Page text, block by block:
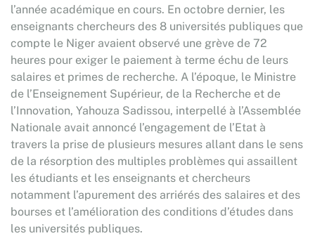
l’année académique en cours. En octobre dernier, les
enseignants chercheurs des 8 universités publiques que
compte le Niger avaient observé une grève de 72
heures pour exiger le paiement à terme échu de leurs
salaires et primes de recherche. A l’époque, le Ministre
de l’Enseignement Supérieur, de la Recherche et de
l’Innovation, Yahouza Sadissou, interpellé à l’Assemblée
Nationale avait annoncé l’engagement de l’Etat à
travers la prise de plusieurs mesures allant dans le sens
de la résorption des multiples problèmes qui assaillent
les étudiants et les enseignants et chercheurs
notamment l’apurement des arriérés des salaires et des
bourses et l’amélioration des conditions d’études dans
les universités publiques.